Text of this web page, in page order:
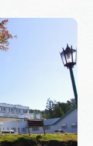
行きたいリストを見る